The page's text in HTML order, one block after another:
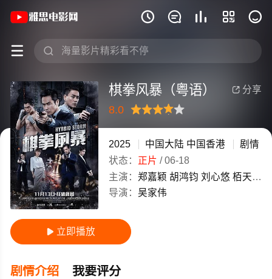
    
 
《棋拳风暴（粤语）》(2025)中国大陆
 分享
棋拳风暴（粤语）
8.0
很差较差
还行推荐力荐
2025 中国大陆 中国香港
剧情
状态： 正片 /06-18
主演： 郑嘉颖 胡鸿钧 刘心悠 栢天男
导演： 吴家伟
 立即播放
剧情介绍 我要评分